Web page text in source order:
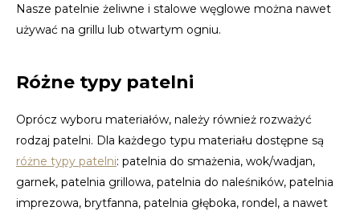
Nasze patelnie żeliwne i stalowe węglowe można nawet
używać na grillu lub otwartym ogniu.
Różne typy patelni
Oprócz wyboru materiałów, należy również rozważyć
rodzaj patelni. Dla każdego typu materiału dostępne są
różne typy patelni: patelnia do smażenia, wok/wadjan,
garnek, patelnia grillowa, patelnia do naleśników, patelnia
imprezowa, brytfanna, patelnia głęboka, rondel, a nawet